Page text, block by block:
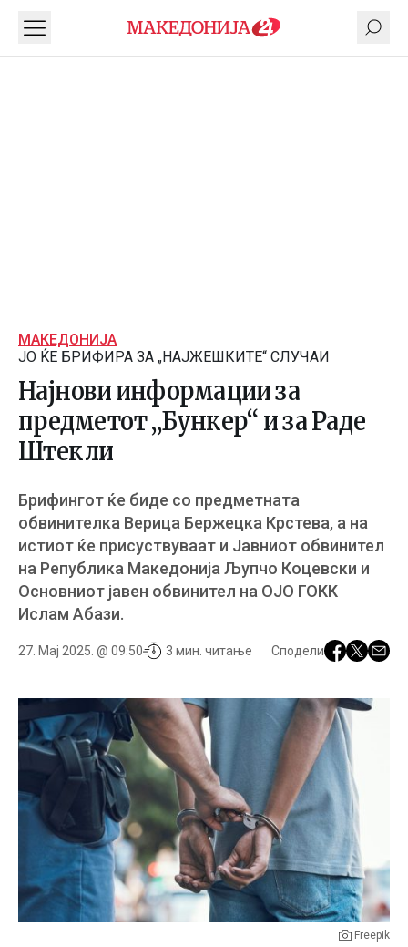
МАКЕДОНИЈА
ЈО ЌЕ БРИФИРА ЗА „НАЈЖЕШКИТЕ“ СЛУЧАИ
Најнови информации за
предметот „Бункер“ и за Раде
Штекли
Брифингот ќе биде со предметната
обвинителка​ Верица Бержецка Крстева, а на
истиот ќе присуствуваат и Јавниот обвинител
на Република Македонија Љупчо Коцевски и
Основниот јавен обвинител на ОЈО ГОКК
Ислам Абази.
27. Мај 2025. @ 09:50 3 мин. читање Сподели
Freepik